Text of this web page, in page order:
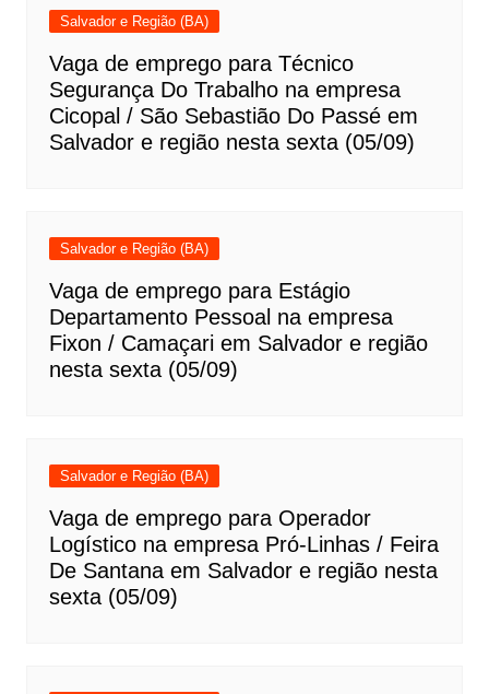
Salvador e Região (BA)
Vaga de emprego para Técnico
Segurança Do Trabalho na empresa
Cicopal / São Sebastião Do Passé em
Salvador e região nesta sexta (05/09)
Salvador e Região (BA)
Vaga de emprego para Estágio
Departamento Pessoal na empresa
Fixon / Camaçari em Salvador e região
nesta sexta (05/09)
Salvador e Região (BA)
Vaga de emprego para Operador
Logístico na empresa Pró-Linhas / Feira
De Santana em Salvador e região nesta
sexta (05/09)